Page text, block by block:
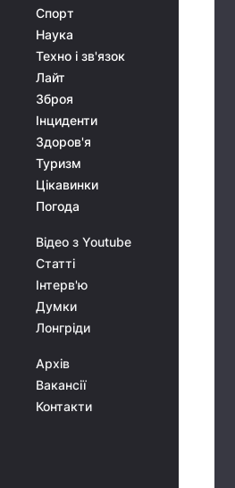
Спорт
Наука
Техно і зв'язок
Лайт
Зброя
Інциденти
Здоров'я
Туризм
Цікавинки
Погода
Відео з Youtube
Статті
Інтерв'ю
Думки
Лонгріди
Архів
Вакансії
Контакти